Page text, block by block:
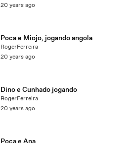
20 years ago
Poca e Miojo, jogando angola
RogerFerreira
20 years ago
Dino e Cunhado jogando
RogerFerreira
20 years ago